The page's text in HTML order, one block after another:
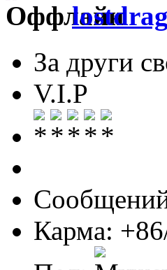
За други
V.I.P
Карма: